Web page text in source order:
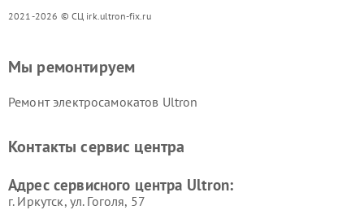
2021-2026 © СЦ irk.ultron-fix.ru
Мы ремонтируем
Ремонт электросамокатов Ultron
Контакты сервис центра
Адрес сервисного центра Ultron:
г. Иркутск, ул. ​Гоголя, 57